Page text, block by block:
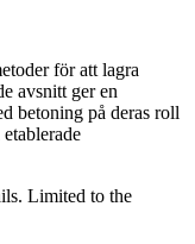
för att lagra
avsnitt ger en
betoning på deras roll
Limited to the